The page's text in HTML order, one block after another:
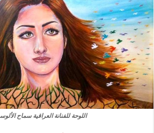
اللوحة للفنانة العراقية سماح